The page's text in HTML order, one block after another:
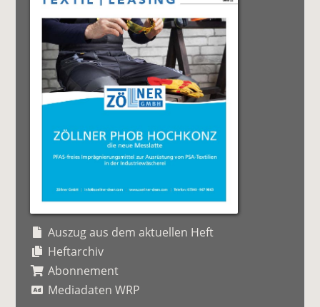
Auszug aus dem aktuellen Heft
Heftarchiv
Abonnement
Mediadaten WRP